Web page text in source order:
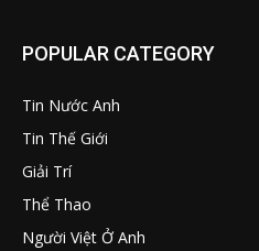
POPULAR CATEGORY
Tin Nước Anh
Tin Thế Giới
Giải Trí
Thể Thao
Người Việt Ở Anh